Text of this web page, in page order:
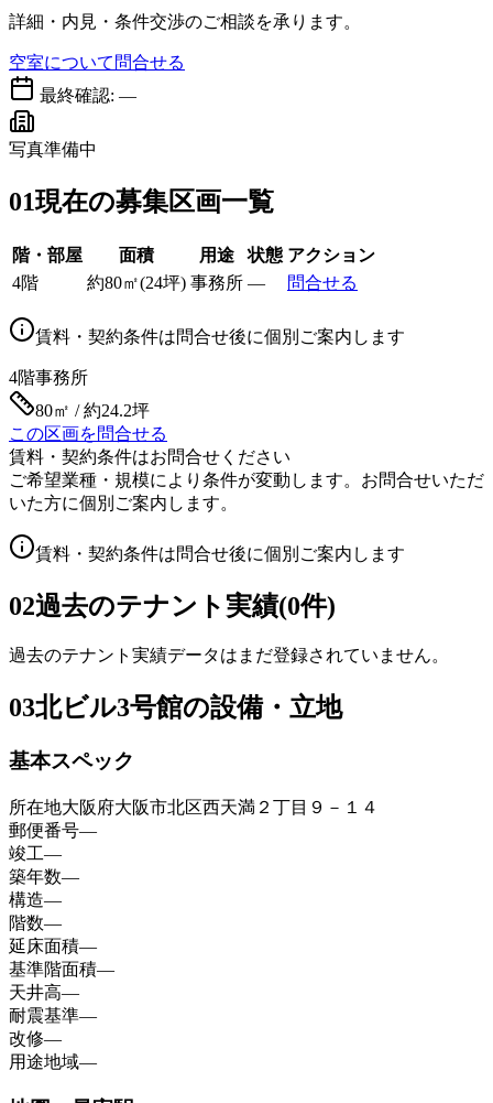
詳細・内見・条件交渉のご相談を承ります。
空室について問合せる
最終確認: —
写真準備中
01現在の募集区画一覧
階・部屋 面積 用途 状態 アクション
4階
約80㎡(24坪) 事務所 — 問合せる
賃料・契約条件は問合せ後に個別ご案内します
4階事務所
80㎡ / 約24.2坪
この区画を問合せる
賃料・契約条件はお問合せください
ご希望業種・規模により条件が変動します。お問合せいただ
いた方に個別ご案内します。
賃料・契約条件は問合せ後に個別ご案内します
02過去のテナント実績(0件)
過去のテナント実績データはまだ登録されていません。
03北ビル3号館の設備・立地
基本スペック
所在地大阪府大阪市北区西天満２丁目９－１４
郵便番号—
竣工—
築年数—
構造—
階数—
延床面積—
基準階面積—
天井高—
耐震基準—
改修—
用途地域—